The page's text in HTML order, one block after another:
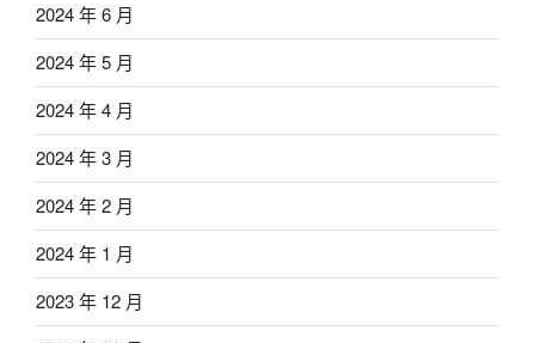
2024 年 6 月
2024 年 5 月
2024 年 4 月
2024 年 3 月
2024 年 2 月
2024 年 1 月
2023 年 12 月